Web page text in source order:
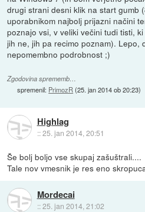
drugi strani desni klik na start gumb
uporabnikom najbolj prijazni načini
poznajo vsi, v veliki večini tudi tisti,
jih ne, jih pa recimo poznam). Lepo,
nepomembno podrobnost ;)
Zgodovina sprememb…
spremenil: PrimozR (25. jan 2014 ob 20:23)
Highlag
::25. jan 2014, 20:51
Še bolj boljo vse skupaj zašuštrali....
Tale nov vmesnik je res eno
Mordecai
::25. jan 2014, 21:02